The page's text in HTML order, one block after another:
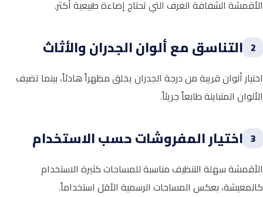
الأقمشة الشفافة الغرف التي تحتاج إضاءة طبيعية أكثر.
2 التناسق مع ألوان الجدران والأثاث
اختيار ألوان قريبة من درجة الجدران يخلق مظهراً هادئاً، بينما تضيف
الألوان المتباينة طابعاً جريئاً.
3 اختيار المفروشات حسب الاستخدام
الأقمشة سهلة التنظيف مناسبة للمساحات كثيرة الاستخدام
كالمعيشة، بعكس المساحات الرسمية الأقل استخداماً.